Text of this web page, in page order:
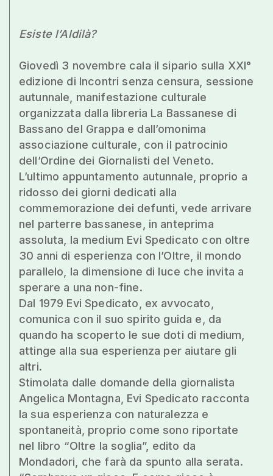
Esiste l’Aldilà?
Giovedì 3 novembre cala il sipario sulla XXI°
edizione di Incontri senza censura, sessione
autunnale, manifestazione culturale
organizzata dalla libreria La Bassanese di
Bassano del Grappa e dall’omonima
associazione culturale, con il patrocinio
dell’Ordine dei Giornalisti del Veneto.
L’ultimo appuntamento autunnale, proprio a
ridosso dei giorni dedicati alla
commemorazione dei defunti, vede arrivare
nel parterre bassanese, in anteprima
assoluta, la medium Evi Spedicato con oltre
30 anni di esperienza con l’Oltre, il mondo
parallelo, la dimensione di luce che invita a
sperare a una non-fine.
Dal 1979 Evi Spedicato, ex avvocato,
comunica con il suo spirito guida e, da
quando ha scoperto le sue doti di medium,
attinge alla sua esperienza per aiutare gli
altri.
Stimolata dalle domande della giornalista
Angelica Montagna, Evi Spedicato racconta
la sua esperienza con naturalezza e
spontaneità, proprio come sono riportate
nel libro “Oltre la soglia”, edito da
Mondadori, che farà da spunto alla serata.